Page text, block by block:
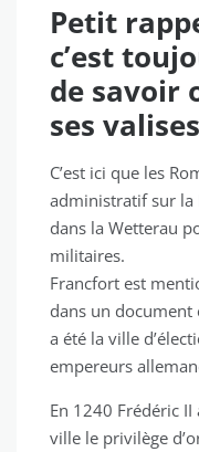
Petit
c’est
de savoir
ses
C’est ici que les
administratif sur la
dans la Wetterau
militaires.
Francfort est
dans un
a été la ville
empereurs
En 1240 Frédéric II
ville le privilège